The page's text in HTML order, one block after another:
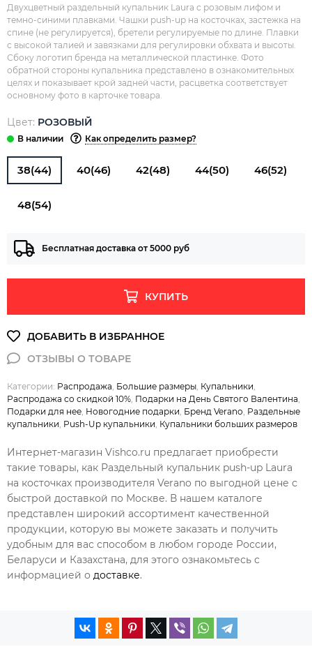
Двухцветный раздельный купальник Laura с розовым лифом и
темно-синими плавками. Чашки push-up на косточках, застежка на
спине (не регулируется), бретели регулируемые по длине. Плавки
с высокой талией и завязками для регулировки обхвата и высоты.
Сбоку логотип бренда на металлической пластинке. Фото
обратной стороны купальника представлено в ознакомительных
целях и показывает крой задней части, расцветка соответствует
основному фото в карточке товара.
Цвет: РОЗОВЫЙ
Как определить размер?
38(44) 40(46) 42(48) 44(50) 46(52)
48(54)
Бесплатная доставка от 5000 руб
КУПИТЬ
Категории: Распродажа Большие размеры Купальники
Распродажа со скидкой 10% Подарки на День Святого Валентина
Подарки для нее Новогодние подарки Бренд Verano Раздельные
купальники Push-Up купальники Купальники больших размеров
Интернет-магазин Vishco.ru предлагает приобрести
такие товары, как Раздельный купальник push-up Laura
на косточках производителя Verano по выгодной цене с
быстрой доставкой по Москве. В нашем каталоге
представлен широкий ассортимент качественной
продукции, которую вы можете заказать и получить
удобным для вас способом в любом городе России,
Беларуси и Казахстана, для этого ознакомьтесь с
информацией о доставке.